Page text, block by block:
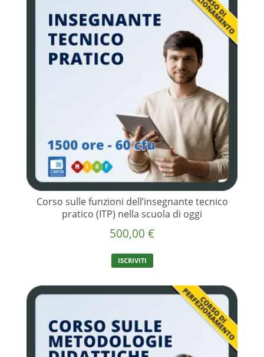
Corso sulle funzioni dell’insegnante tecnico
pratico (ITP) nella scuola di oggi
500,00 €
ISCRIVITI